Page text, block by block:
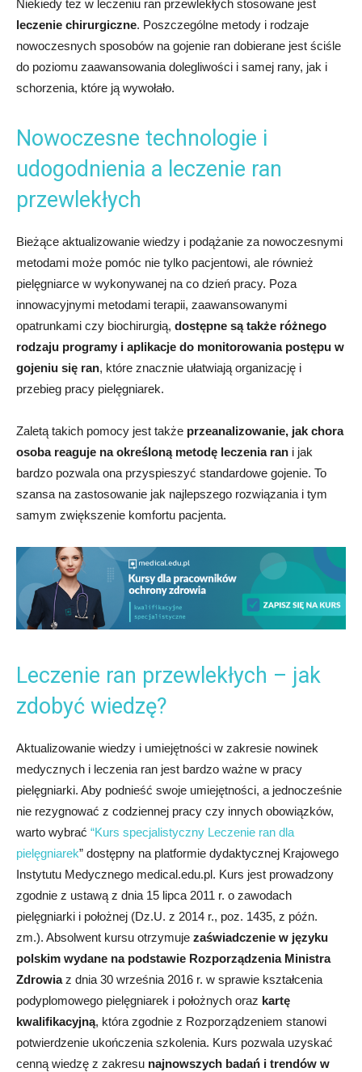
Niekiedy też w leczeniu ran przewlekłych stosowane jest
leczenie chirurgiczne. Poszczególne metody i rodzaje
nowoczesnych sposobów na gojenie ran dobierane jest ściśle
do poziomu zaawansowania dolegliwości i samej rany, jak i
schorzenia, które ją wywołało.
Nowoczesne technologie i
udogodnienia a leczenie ran
przewlekłych
Bieżące aktualizowanie wiedzy i podążanie za nowoczesnymi
metodami może pomóc nie tylko pacjentowi, ale również
pielęgniarce w wykonywanej na co dzień pracy. Poza
innowacyjnymi metodami terapii, zaawansowanymi
opatrunkami czy biochirurgią, dostępne są także różnego
rodzaju programy i aplikacje do monitorowania postępu w
gojeniu się ran, które znacznie ułatwiają organizację i
przebieg pracy pielęgniarek.
Zaletą takich pomocy jest także przeanalizowanie, jak chora
osoba reaguje na określoną metodę leczenia ran i jak
bardzo pozwala ona przyspieszyć standardowe gojenie. To
szansa na zastosowanie jak najlepszego rozwiązania i tym
samym zwiększenie komfortu pacjenta.
Leczenie ran przewlekłych – jak
zdobyć wiedzę?
Aktualizowanie wiedzy i umiejętności w zakresie nowinek
medycznych i leczenia ran jest bardzo ważne w pracy
pielęgniarki. Aby podnieść swoje umiejętności, a jednocześnie
nie rezygnować z codziennej pracy czy innych obowiązków,
warto wybrać “Kurs specjalistyczny Leczenie ran dla
pielęgniarek” dostępny na platformie dydaktycznej Krajowego
Instytutu Medycznego medical.edu.pl. Kurs jest prowadzony
zgodnie z ustawą z dnia 15 lipca 2011 r. o zawodach
pielęgniarki i położnej (Dz.U. z 2014 r., poz. 1435, z późn.
zm.). Absolwent kursu otrzymuje zaświadczenie w języku
polskim wydane na podstawie Rozporządzenia Ministra
Zdrowiaz dnia 30 września 2016 r. w sprawie kształcenia
podyplomowego pielęgniarek i położnych oraz kartę
kwalifikacyjną, która zgodnie z Rozporządzeniem stanowi
potwierdzenie ukończenia szkolenia. Kurs pozwala uzyskać
cenną wiedzę z zakresu najnowszych badań i trendów w